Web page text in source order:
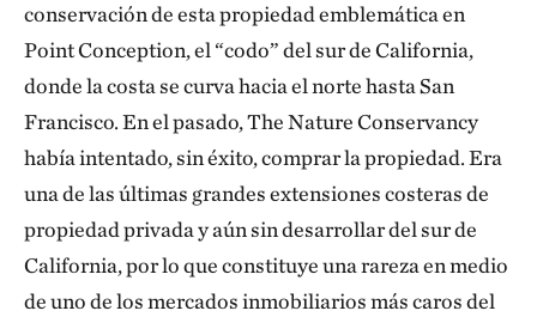
conservación de esta propiedad emblemática en
Point Conception, el “codo” del sur de California,
donde la costa se curva hacia el norte hasta San
Francisco. En el pasado, The Nature Conservancy
había intentado, sin éxito, comprar la propiedad. Era
una de las últimas grandes extensiones costeras de
propiedad privada y aún sin desarrollar del sur de
California, por lo que constituye una rareza en medio
de uno de los mercados inmobiliarios más caros del